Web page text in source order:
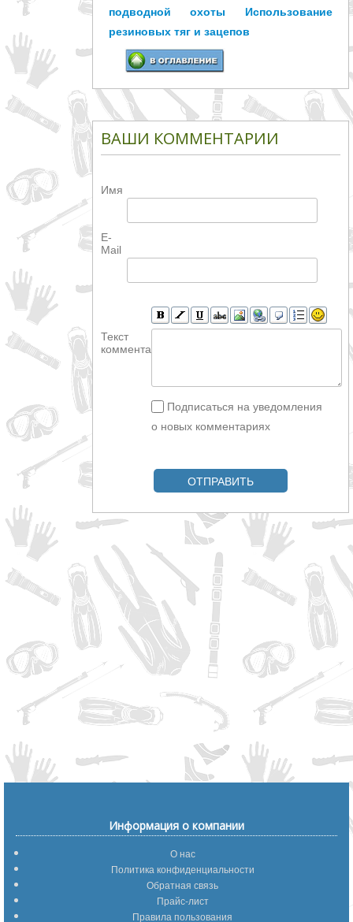
подводной охоты Использование
резиновых тяг и зацепов
ВАШИ КОММЕНТАРИИ
Имя
E-
Mail
Текст
комментария
Подписаться на уведомления
о новых комментариях
ОТПРАВИТЬ
Информация о компании
О нас
Политика конфиденциальности
Обратная связь
Прайс-лист
Правила пользования